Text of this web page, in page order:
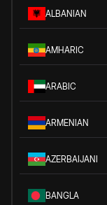
ALBANIAN
AMHARIC
ARABIC
ARMENIAN
AZERBAIJANI
BANGLA